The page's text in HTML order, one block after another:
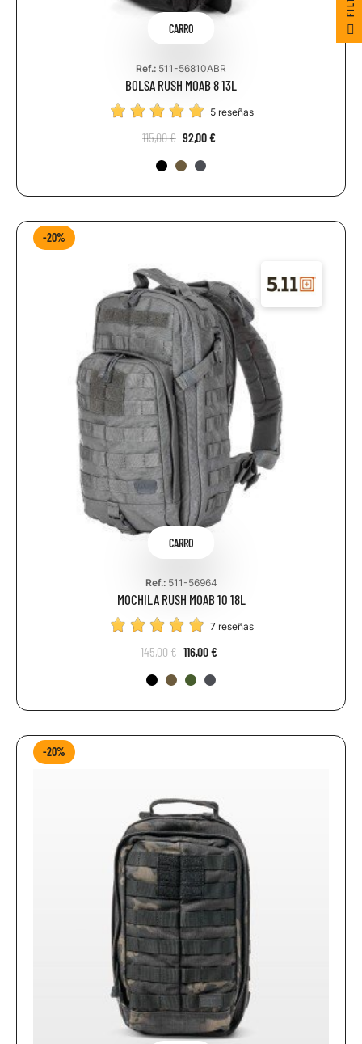
CARRO
Ref.: 511-56810ABR
BOLSA RUSH MOAB 8 13L
5 reseñas
115,00 € 92,00 €
-20%
CARRO
Ref.:511-56964
MOCHILA RUSH MOAB 10 18L
7 reseñas
145,00 € 116,00 €
-20%